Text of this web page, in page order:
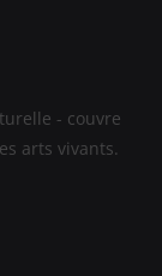
- couvre
arts vivants.